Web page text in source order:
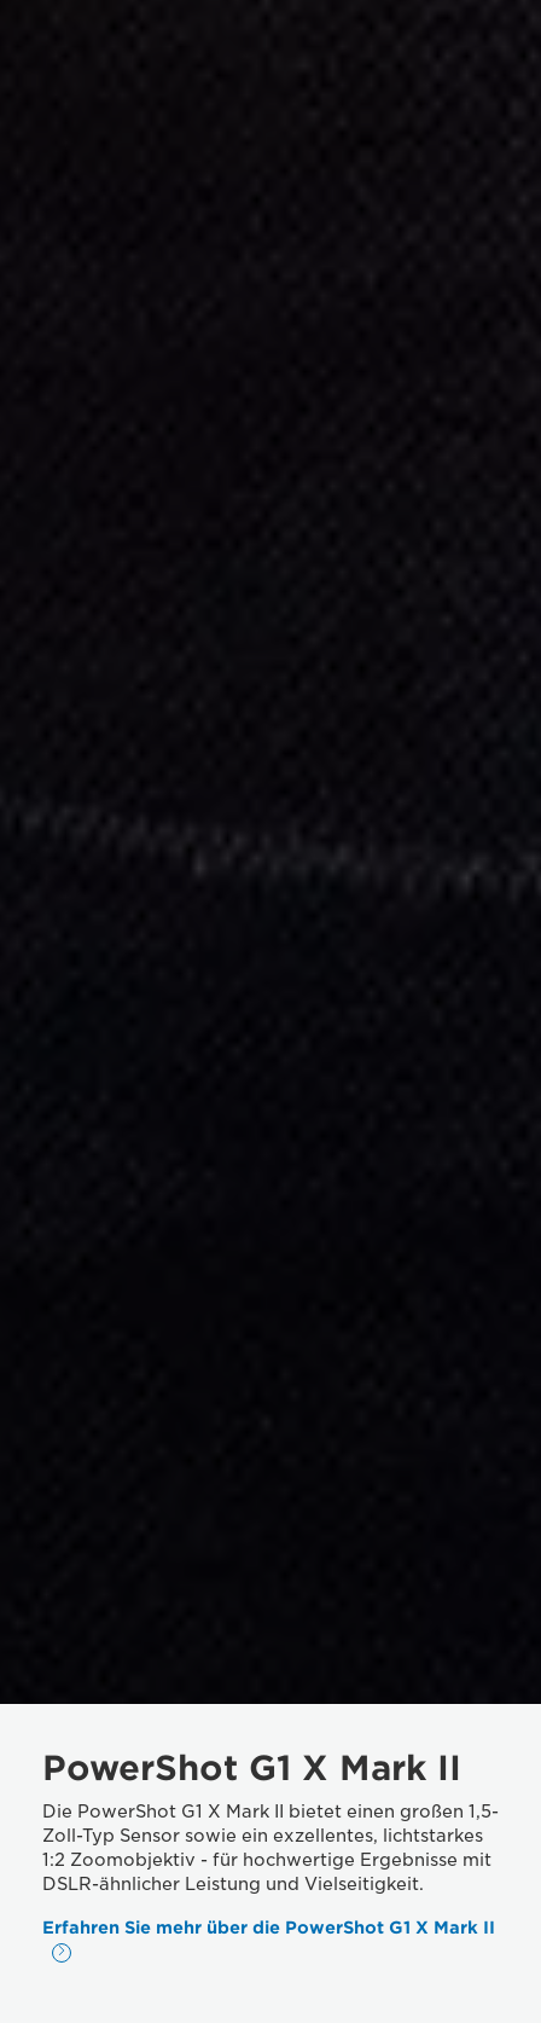
PowerShot G1 X Mark II
Die PowerShot G1 X Mark II bietet einen großen 1,5-
Zoll-Typ Sensor sowie ein exzellentes, lichtstarkes
1:2 Zoomobjektiv - für hochwertige Ergebnisse mit
DSLR-ähnlicher Leistung und Vielseitigkeit.
Erfahren Sie mehr über die PowerShot G1 X Mark II